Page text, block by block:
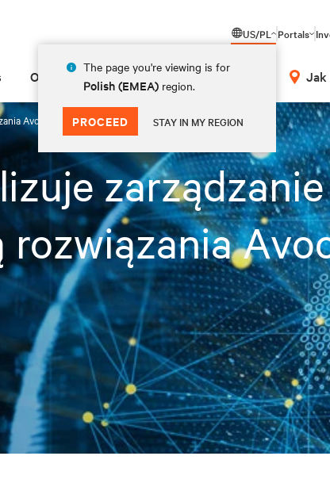
US/PL
The page you're viewing is for
Polish (EMEA) region.
PROCEED STAY IN MY REGION
Portals
O Vertiv Jak
Avocent ACS
zarządzanie